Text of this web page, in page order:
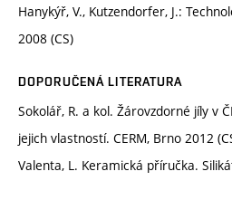
Hanykýř, V., Kutzendorfer, J.:
2008 (CS)
DOPORUČENÁ LITERATURA
Sokolář, R. a kol. Žárovzdorné jíly v
jejich vlastností. CERM, Brno 2012
Valenta, L. Keramická příručka.